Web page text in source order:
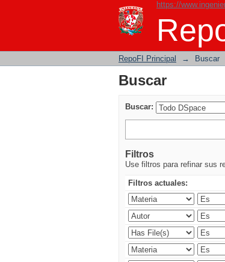
https://
Buscar
RepoFI Principal → Buscar
Buscar
Buscar:
Filtros
Use filtros para refinar sus
Filtros actuales: